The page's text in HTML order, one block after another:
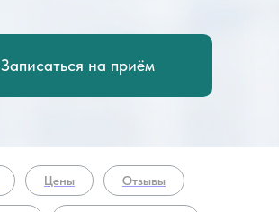
Записаться на приём
Цены Отзывы